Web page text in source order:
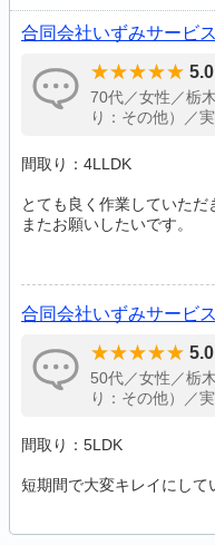
合同会社いずみサービス
5.0
70代／女性／栃
り：その他）／
間取り：4LLDK
とても良く作業していただ
またお願いしたいです。
合同会社いずみサービス
5.0
50代／女性／栃
り：その他）／
間取り：5LDK
短期間で大変キレイにして